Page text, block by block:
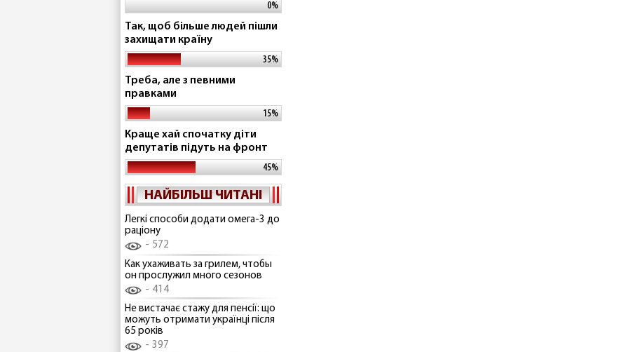
0%
Так, щоб більше людей пішли
захищати країну
35%
Треба, але з певними
правками
15%
Краще хай спочатку діти
депутатів підуть на фронт
45%
НАЙБІЛЬШ ЧИТАНІ
Легкі способи додати омега-3 до
раціону
572
Как ухаживать за грилем, чтобы
он прослужил много сезонов
414
Не вистачає стажу для пенсії: що
можуть отримати українці після
65 років
397